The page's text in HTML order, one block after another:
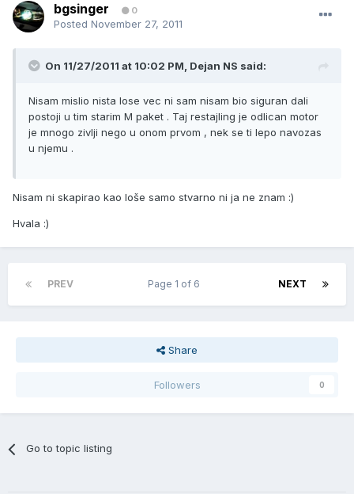
bgsinger 0
Posted November 27, 2011
On 11/27/2011 at 10:02 PM, Dejan NS said:
Nisam mislio nista lose vec ni sam nisam bio siguran dali
postoji u tim starim M paket . Taj restajling je odlican motor
je mnogo zivlji nego u onom prvom , nek se ti lepo navozas
u njemu .
Nisam ni skapirao kao loše samo stvarno ni ja ne znam :)
Hvala :)
PREV NEXT
Page 1 of 6
Share
Followers 0
Go to topic listing